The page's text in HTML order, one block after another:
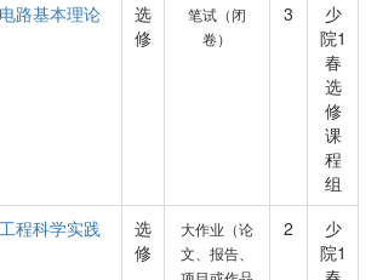
电路基本理论
选
修
笔试（闭
卷）
3
少
院1
春
选
修
课
程
组
工程科学实践
选
修
大作业（论
文、报告、
2
少
院1